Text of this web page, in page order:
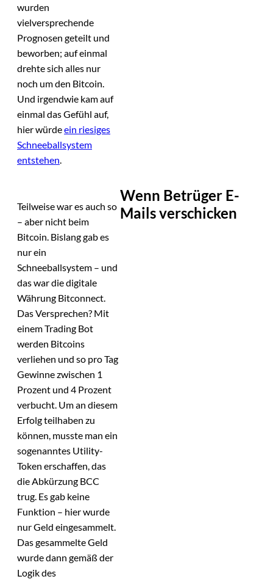
wurden
vielversprechende
Prognosen geteilt und
beworben; auf einmal
drehte sich alles nur
noch um den Bitcoin.
Und irgendwie kam auf
einmal das Gefühl auf,
hier würdeein riesiges
Schneeballsystem
entstehen
Teilweise war es auch so
– aber nicht beim
Bitcoin. Bislang gab es
nur ein
Schneeballsystem – und
das war die digitale
Währung Bitconnect.
Das Versprechen? Mit
einem Trading Bot
werden Bitcoins
verliehen und so pro Tag
Gewinne zwischen 1
Prozent und 4 Prozent
verbucht. Um an diesem
Erfolg teilhaben zu
können, musste man ein
sogenanntes Utility-
Token erschaffen, das
die Abkürzung BCC
trug. Es gab keine
Funktion – hier wurde
nur Geld eingesammelt.
Das gesammelte Geld
wurde dann gemäß der
Logik des
Wenn Betrüger E-
Mails verschicken